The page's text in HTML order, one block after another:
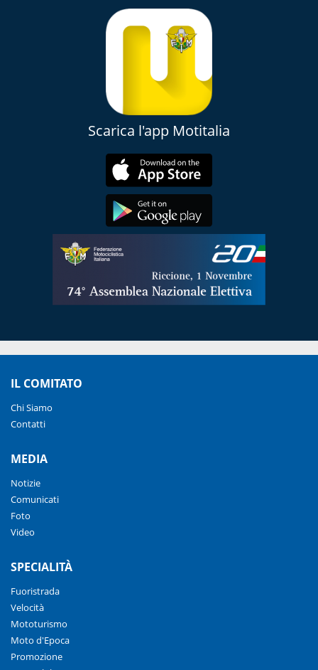
Scarica l'app Motitalia
IL COMITATO
Chi Siamo
Contatti
MEDIA
Notizie
Comunicati
Foto
Video
SPECIALITÀ
Fuoristrada
Velocità
Mototurismo
Moto d'Epoca
Promozione